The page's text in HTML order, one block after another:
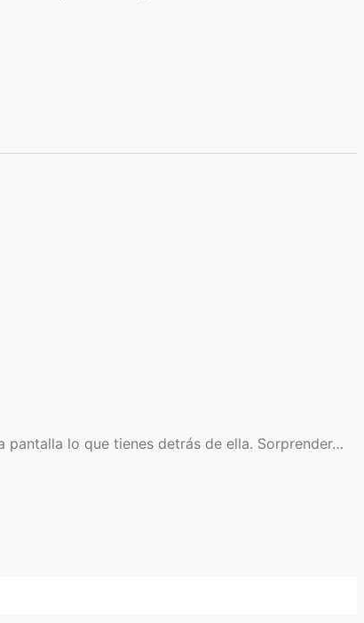
pantalla lo que tienes detrás de ella. Sorprender…